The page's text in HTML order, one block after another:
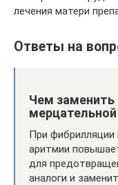
лечения матери
Ответы на
Чем заменить
При фибрилляции
аритмии
для
аналоги и